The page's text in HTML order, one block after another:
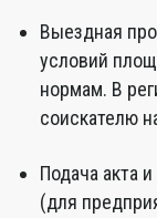
Выездная
условий
нормам. В
соискателю
Подача акта
(для